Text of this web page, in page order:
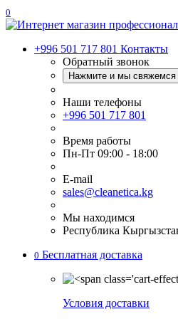
0
+996 501 717 801 Контакты
Обратный звонок
Нажмите и мы
Наши телефоны
+996 501 717 801
Время работы
Пн-Пт 09:00 - 18:00
E-mail
sales@cleanetica.kg
Мы находимся
Республика
0 Бесплатная доставка
Условия доставки